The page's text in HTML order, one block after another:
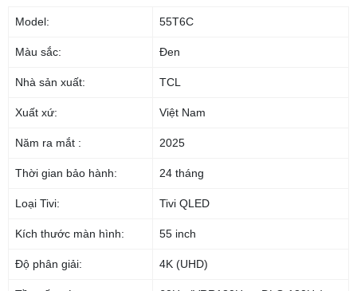
sắc nét với hơn một tỷ màu sắc chân thực đến từng nội dung.
Model: 55T6C
Màu sắc: Đen
Nhà sản xuất: TCL
Xuất xứ: Việt Nam
Năm ra mắt : 2025
Thời gian bảo hành: 24 tháng
Loại Tivi: Tivi QLED
Kích thước màn hình: 55 inch
Độ phân giải: 4K (UHD)